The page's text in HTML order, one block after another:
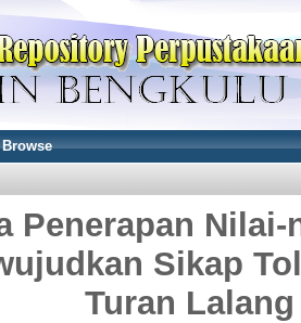
Browse
Penerapan
Sikap
Turan